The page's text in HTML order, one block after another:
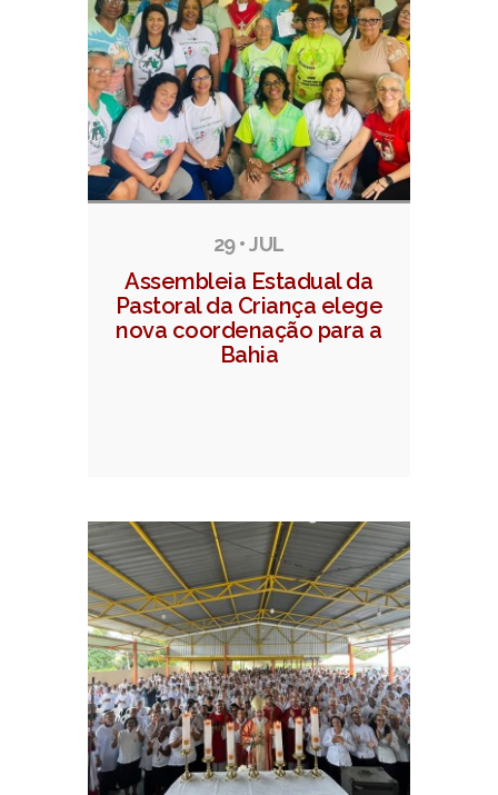
29 • JUL
Assembleia Estadual da
Pastoral da Criança elege
nova coordenação para a
Bahia